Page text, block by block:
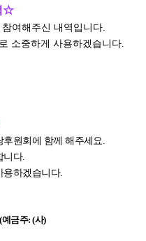
☆
여해주신 내역입니다.
소중하게 사용하겠습니다.
원회에 함께 해주세요
니다.
용하겠습니다.
예금주: (사)